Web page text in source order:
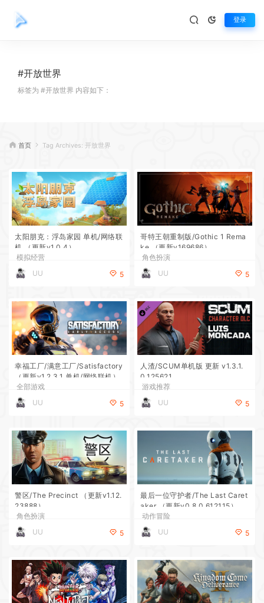
登录
#开放世界
标签为 #开放世界 内容如下：
首页 Tag Archives: 开放世界
太阳朋克：浮岛家园 单机/网络联
机 （更新v1.0.4）
模拟经营
UU
5
哥特王朝重制版/Gothic 1 Rema
ke （更新v169686）
角色扮演
UU
5
幸福工厂/满意工厂/Satisfactory
（更新v1.2.3.1 单机/网络联机）
全部游戏
UU
5
人渣/SCUM单机版 更新 v1.3.1.
0.125621
游戏推荐
UU
5
警区/The Precinct （更新v1.12.
23888）
角色扮演
UU
5
最后一位守护者/The Last Caret
aker （更新v0.8.0.612115）
动作冒险
UU
5